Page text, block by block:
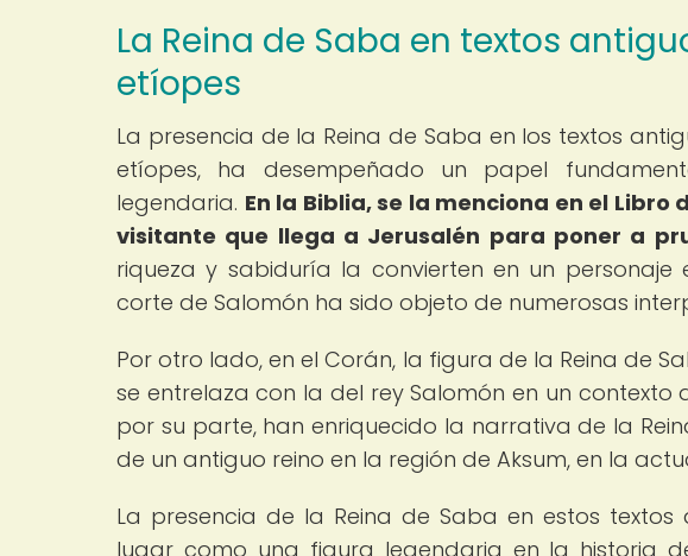
La Reina de Saba en textos
etíopes
La presencia de la Reina de Saba en los textos
etíopes, ha desempeñado un papel
legendaria. En la Biblia, se la menciona en el Libro
visitante que llega a Jerusalén para poner a
riqueza y sabiduría la convierten en un
corte de Salomón ha sido objeto de numerosas
Por otro lado, en el Corán, la figura de la Reina de
se entrelaza con la del rey Salomón en un
por su parte, han enriquecido la narrativa de la
de un antiguo reino en la región de Aksum, en la
La presencia de la Reina de Saba en estos
lugar como una figura legendaria en la historia